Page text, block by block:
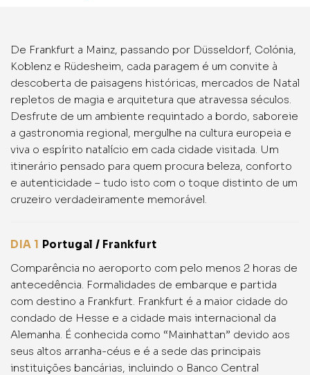
De Frankfurt a Mainz, passando por Düsseldorf, Colónia,
Koblenz e Rüdesheim, cada paragem é um convite à
descoberta de paisagens históricas, mercados de Natal
repletos de magia e arquitetura que atravessa séculos.
Desfrute de um ambiente requintado a bordo, saboreie
a gastronomia regional, mergulhe na cultura europeia e
viva o espírito natalício em cada cidade visitada. Um
itinerário pensado para quem procura beleza, conforto
e autenticidade – tudo isto com o toque distinto de um
cruzeiro verdadeiramente memorável.
DIA 1 Portugal / Frankfurt
Comparência no aeroporto com pelo menos 2 horas de
antecedência. Formalidades de embarque e partida
com destino a Frankfurt. Frankfurt é a maior cidade do
condado de Hesse e a cidade mais internacional da
Alemanha. É conhecida como “Mainhattan” devido aos
seus altos arranha-céus e é a sede das principais
instituições bancárias, incluindo o Banco Central